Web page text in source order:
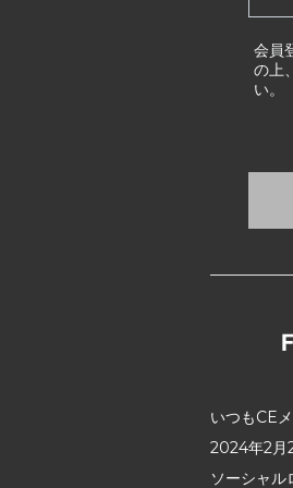
会員
の上
い。
いつもCE
2024年2月
ソーシャ